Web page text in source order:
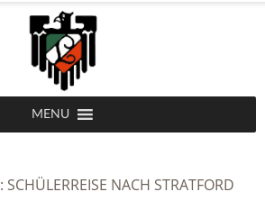
MENU
SCHÜLERREISE NACH STRATFORD